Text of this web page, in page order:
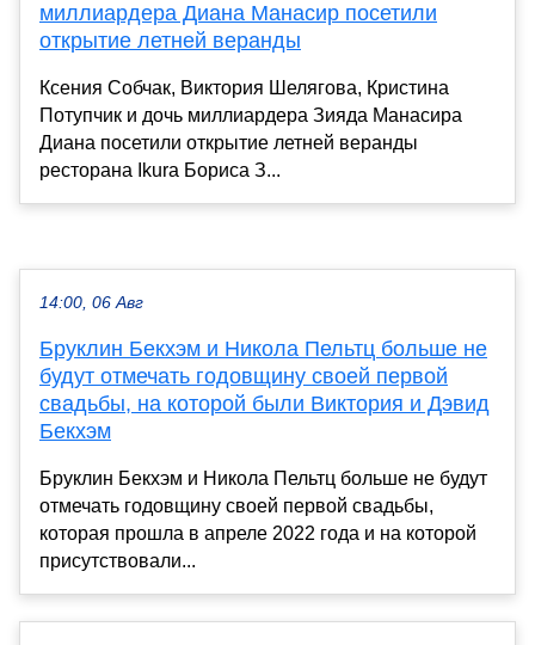
миллиардера Диана Манасир посетили
открытие летней веранды
Ксения Собчак, Виктория Шелягова, Кристина
Потупчик и дочь миллиардера Зияда Манасира
Диана посетили открытие летней веранды
ресторана Ikura Бориса З...
14:00, 06 Авг
Бруклин Бекхэм и Никола Пельтц больше не
будут отмечать годовщину своей первой
свадьбы, на которой были Виктория и Дэвид
Бекхэм
Бруклин Бекхэм и Никола Пельтц больше не будут
отмечать годовщину своей первой свадьбы,
которая прошла в апреле 2022 года и на которой
присутствовали...